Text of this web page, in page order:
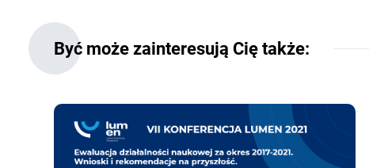
Być może zainteresują Cię także: